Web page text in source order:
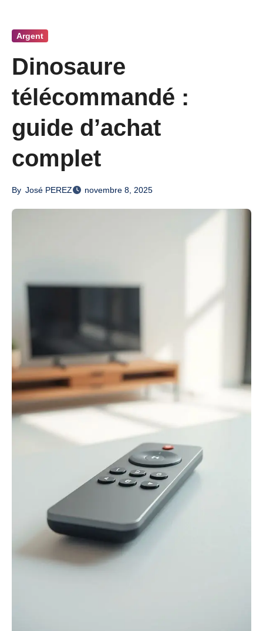
Argent
Dinosaure
télécommandé :
guide d’achat
complet
By José PEREZ novembre 8, 2025